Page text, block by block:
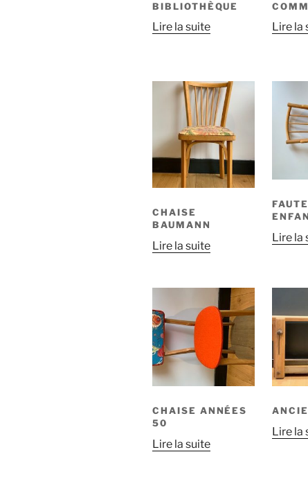
BIBLIOTHÈQUE
Lire la suite Lire la
CHAISE
BAUMANN
Lire la suite
Lire la
CHAISE ANNÉES
50
Lire la suite
Lire la